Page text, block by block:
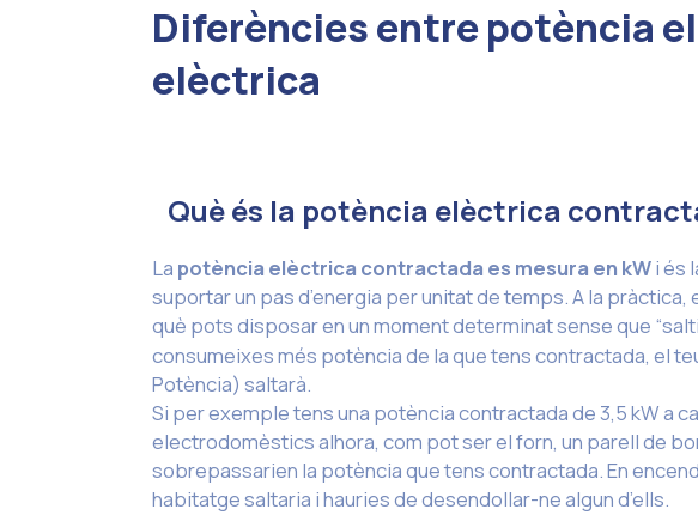
Diferències entre potència
elèctrica
Què és la potència elèctrica
La potència elèctrica contractada es mesura en kWi és
suportar un pas d’energia per unitat de temps. A la
què pots disposar en un moment determinat sense que
consumeixes més potència de la que tens contractada, el
Potència) saltarà.
Si per exemple tens una potència contractada de 3,5 kW a
electrodomèstics alhora, com pot ser el forn, un parell de
sobrepassarien la potència que tens contractada. En
habitatge saltaria i hauries de desendollar-ne algun d’ells.